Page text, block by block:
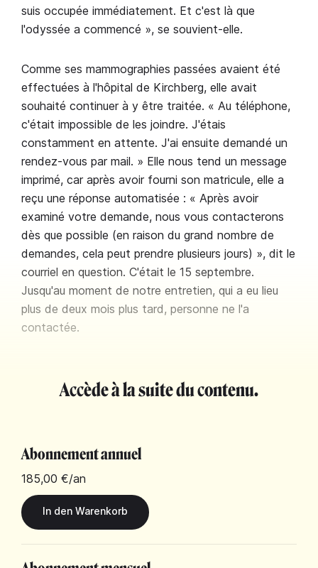
suis occupée immédiatement. Et c'est là que
l'odyssée a commencé », se souvient-elle.
Comme ses mammographies passées avaient été
effectuées à l'hôpital de Kirchberg, elle avait
souhaité continuer à y être traitée. « Au téléphone,
c'était impossible de les joindre. J'étais
constamment en attente. J'ai ensuite demandé un
rendez-vous par mail. » Elle nous tend un message
imprimé, car après avoir fourni son matricule, elle a
reçu une réponse automatisée : « Après avoir
examiné votre demande, nous vous contacterons
dès que possible (en raison du grand nombre de
demandes, cela peut prendre plusieurs jours) », dit le
courriel en question. C'était le 15 septembre.
Jusqu'au moment de notre entretien, qui a eu lieu
plus de deux mois plus tard, personne ne l'a
contactée.
Accède à la suite du contenu.
Abonnement annuel
185,00 €/an